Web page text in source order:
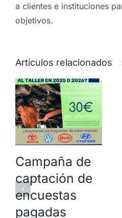
a clientes e instituciones
objetivos.
Artículos relacionados
Campaña de
captación de
encuestas
pagadas